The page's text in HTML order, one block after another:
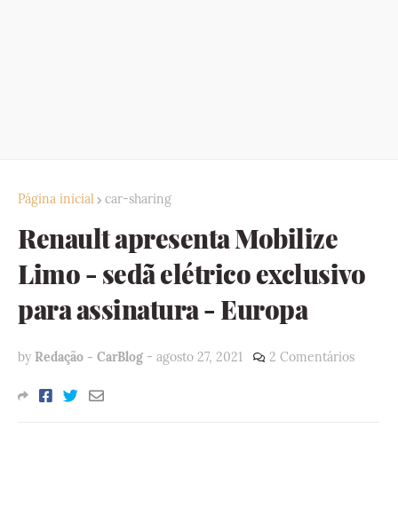
Página inicial car-sharing
Renault apresenta Mobilize
Limo - sedã elétrico exclusivo
para assinatura - Europa
by Redação - CarBlog - agosto 27, 2021 2 Comentários